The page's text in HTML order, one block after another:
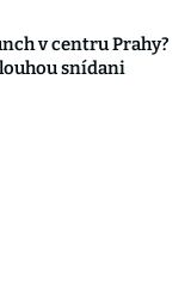
v centru Prahy?
snídani